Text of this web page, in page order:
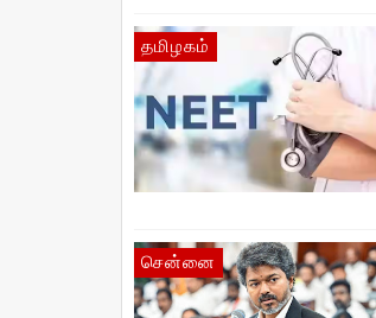
தமிழகம்
சென்னை